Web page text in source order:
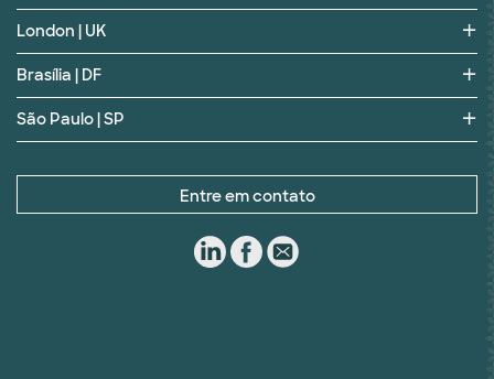
London | UK
Brasília | DF
São Paulo | SP
Entre em contato